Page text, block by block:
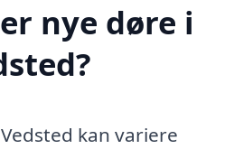
nye døre i
kan variere